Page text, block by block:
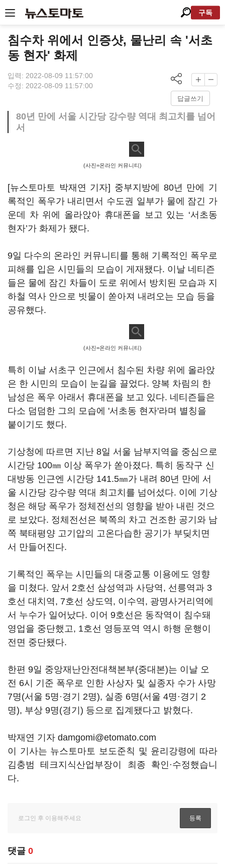
구독
침수차 위에서 인증샷, 물난리 속 '서초
동 현자' 화제
입력: 2022-08-09 11:57:00
수정: 2022-08-09 11:57:00
답글쓰기
80년 만에 서울 시간당 강수량 역대 최고치를 넘어
서
(사진=온라인 커뮤니티)
[뉴스토마토 박재연 기자] 중부지방에 80년 만에 기
록적인 폭우가 내리면서 수도권 일부가 물에 잠긴 가
운데 차 위에 올라앉아 휴대폰을 보고 있는 ‘서초동
현자’가 화제가 됐다.
9일 다수의 온라인 커뮤니티를 통해 기록적인 폭우로
피해를 입은 시민들의 모습이 게재됐다. 이날 네티즌
들은 물에 잠긴 차들이 도로 위에서 방치된 모습과 지
하철 역사 안으로 빗물이 쏟아져 내려오는 모습 등을
공유했다.
(사진=온라인 커뮤니티)
특히 이날 서초구 인근에서 침수된 차량 위에 올라앉
은 한 시민의 모습이 눈길을 끌었다. 양복 차림의 한
남성은 폭우 아래서 휴대폰을 보고 있다. 네티즌들은
다소 덤덤한 그의 모습에 '서초동 현자'라며 별칭을
붙이기도 했다.
기상청에 따르면 지난 8일 서울 남부지역을 중심으로
시간당 100㎜ 이상 폭우가 쏟아졌다. 특히 동작구 신
대방동 인근엔 시간당 141.5㎜가 내려 80년 만에 서
울 시간당 강수량 역대 최고치를 넘어섰다. 이에 기상
청은 해당 폭우가 정체전선의 영향을 받아 내린 것으
로 보았다. 정체전선은 북쪽의 차고 건조한 공기와 남
쪽 북태평양 고기압의 고온다습한 공기가 부딪치면
서 만들어진다.
기록적인 폭우는 시민들의 대중교통 이용에도 영향
을 미쳤다. 앞서 2호선 삼성역과 사당역, 선릉역과 3
호선 대치역, 7호선 상도역, 이수역, 광명사거리역에
서 누수가 일어났다. 이어 9호선은 동작역이 침수돼
영업을 중단했고, 1호선 영등포역 역시 하행 운행이
전면 중단됐다.
한편 9일 중앙재난안전대책본부(중대본)는 이날 오
전 6시 기준 폭우로 인한 사상자 및 실종자 수가 사망
7명(서울 5명·경기 2명), 실종 6명(서울 4명·경기 2
명), 부상 9명(경기) 등으로 집계됐다고 밝혔다.
박재연 기자 damgomi@etomato.com
이 기사는 뉴스토마토 보도준칙 및 윤리강령에 따라
김충범 테크지식산업부장이 최종 확인·수정했습니
다.
댓글 0